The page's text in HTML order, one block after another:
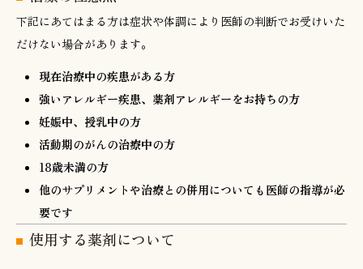
下記にあてはまる方は症状や体調により医師の判断でお受けいた
だけない場合があります。
現在治療中の疾患がある方
強いアレルギー疾患、薬剤アレルギーをお持ちの方
妊娠中、授乳中の方
活動期のがんの治療中の方
18歳未満の方
他のサプリメントや治療との併用についても医師の指導が必
要です
使用する薬剤について